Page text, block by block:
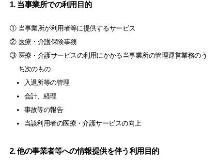
1. 当事業所での利用目的
① 当事業所が利用者等に提供するサービス
② 医療・介護保険事務
③ 医療・介護サービスの利用にかかる当事業所の管理運営業務のう
ち次のもの
入退所等の管理
会計、経理
事故等の報告
当該利用者の医療・介護サービスの向上
2. 他の事業者等への情報提供を伴う利用目的